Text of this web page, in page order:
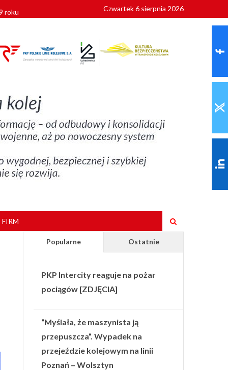
Czwartek 6 sierpnia 2026
Popularne Ostatnie
PKP Intercity reaguje na pożar
pociągów [ZDJĘCIA]
“Myślała, że maszynista ją
przepuszcza”. Wypadek na
przejeździe kolejowym na linii
Poznań – Wolsztyn